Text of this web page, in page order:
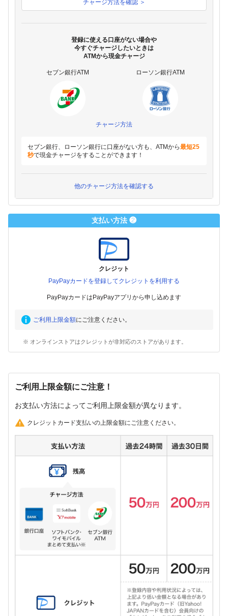
チャージ方法を確認 ＞
登録に使える口座がない場合や
今すぐチャージしたいときは
ATMから現金チャージ
セブン銀行ATM ローソン銀行ATM
チャージ方法
セブン銀行、ローソン銀行に口座がない方も、ATMから最短25
秒で現金チャージをすることができます！
他のチャージ方法を確認する
支払い方法 ❷
クレジット
PayPayカードを登録してクレジットを利用する
PayPayカードはPayPayアプリから申し込めます
ご利用上限金額にご注意ください。
※ オンラインストアはクレジットが非対応のストアがあります。
ご利用上限金額にご注意！
お支払い方法によってご利用上限金額が異なります。
クレジットカード支払いの上限金額にご注意ください。